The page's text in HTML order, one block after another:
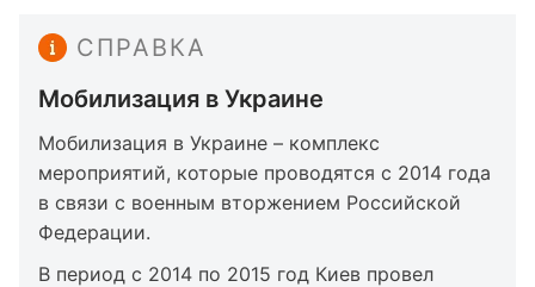
СПРАВКА
Мобилизация в Украине
Мобилизация в Украине – комплекс
мероприятий, которые проводятся с 2014 года
в связи с военным вторжением Российской
Федерации.
В период с 2014 по 2015 год Киев провел